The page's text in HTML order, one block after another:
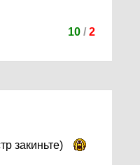
10 / 2
закиньте)